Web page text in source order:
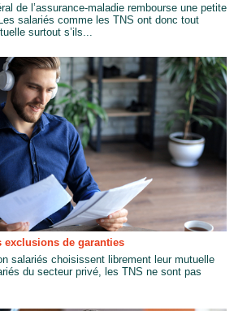
de l’assurance-maladie rembourse une petite
salariés comme les TNS ont donc tout
surtout s’ils...
exclusions de garanties
salariés choisissent librement leur mutuelle
du secteur privé, les TNS ne sont pas